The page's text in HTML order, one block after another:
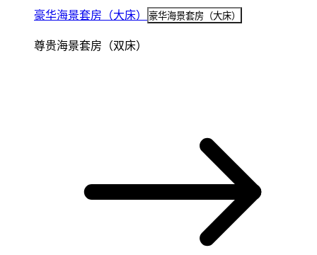
豪华海景套房（大床） 豪华海景套房（大床）
尊贵海景套房（双床）